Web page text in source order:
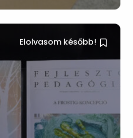
Elolvasom később!